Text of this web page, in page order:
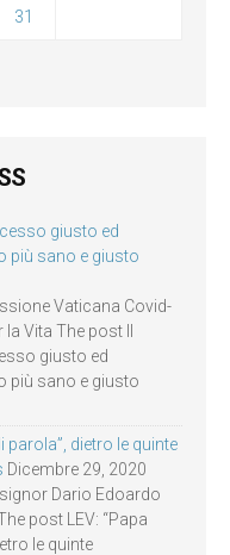
31
giusto ed
più sano e giusto
Vaticana Covid-
Vita The post Il
giusto ed
più sano e giusto
parola”, dietro le quinte
Dicembre 29, 2020
Dario Edoardo
post LEV: “Papa
le quinte